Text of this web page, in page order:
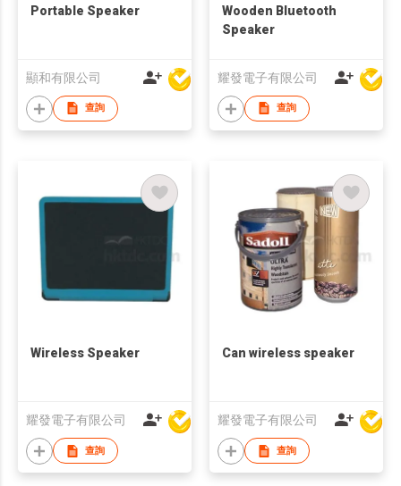
Portable Speaker
顯和有限公司
查詢
Wooden Bluetooth
Speaker
耀發電子有限公司
查詢
Wireless Speaker
耀發電子有限公司
查詢
Can wireless speaker
耀發電子有限公司
查詢